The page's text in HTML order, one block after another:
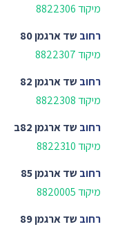
מיקוד 8822306
רחוב שד ארגמן 80
מיקוד 8822307
רחוב שד ארגמן 82
מיקוד 8822308
רחוב שד ארגמן 82ב
מיקוד 8822310
רחוב שד ארגמן 85
מיקוד 8820005
רחוב שד ארגמן 89